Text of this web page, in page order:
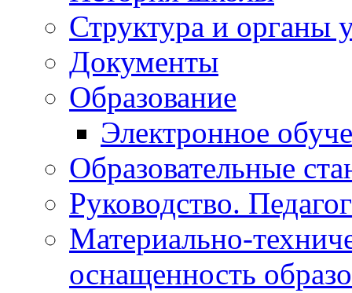
Структура и органы
Документы
Образование
Электронное
Образовательные
Руководство.
Материально-
оснащенность